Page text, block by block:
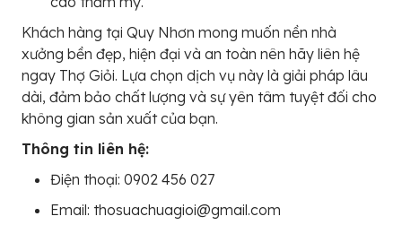
Khách hàng tại Quy Nhơn mong muốn nền nhà
xưởng bền đẹp, hiện đại và an toàn nên hãy liên hệ
ngay Thợ Giỏi. Lựa chọn dịch vụ này là giải pháp lâu
dài, đảm bảo chất lượng và sự yên tâm tuyệt đối cho
không gian sản xuất của bạn.
Thông tin liên hệ:
Điện thoại: 0902 456 027
Email: thosuachuagioi@gmail.com